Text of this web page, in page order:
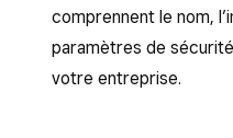
comprennent le nom,
paramètres de
votre entreprise.